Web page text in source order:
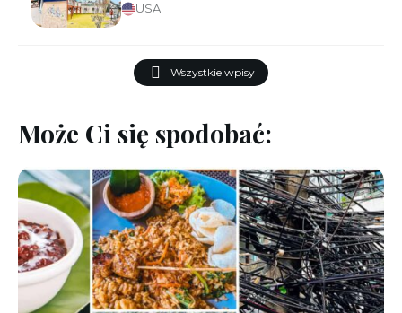
Wszystkie wpisy
USA
Może Ci się spodobać: